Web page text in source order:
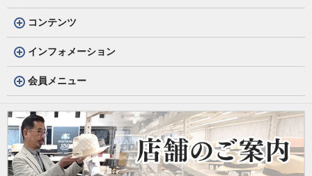
コンテンツ
インフォメーション
会員メニュー